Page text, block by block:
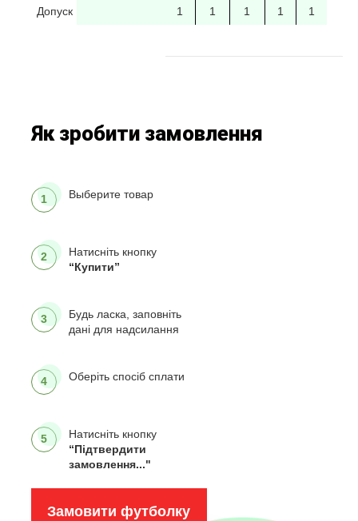
Допуск 1 1 1 1 1
Як зробити замовлення
1 Выберите товар
2
Натисніть кнопку
“Купити”
3
Будь ласка, заповніть
дані для надсилання
4 Оберіть спосіб сплати
5
Натисніть кнопку
“Підтвердити
замовлення..."
Замовити футболку